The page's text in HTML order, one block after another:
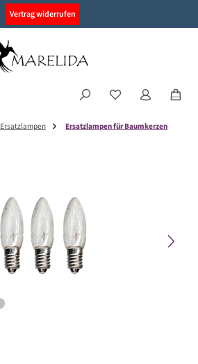
Vertrag widerrufen
Ersatzlampen Ersatzlampen für Baumkerzen